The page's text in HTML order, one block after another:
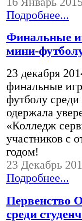
Подробнее...
Финальные
мини-
23 декабря
финальные
футболу
одержала
«Колледж
участников с
годом!
23 Декабрь
Подробнее...
Первенство
среди